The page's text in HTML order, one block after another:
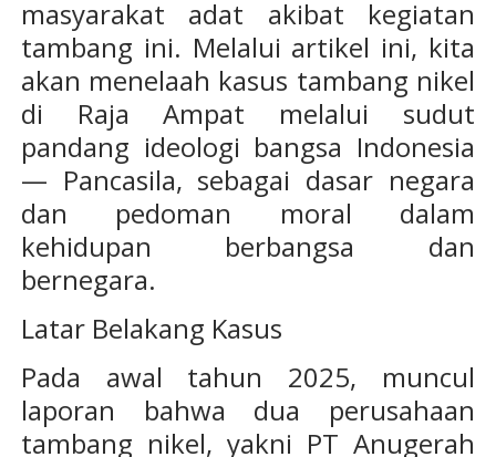
masyarakat adat akibat kegiatan
tambang ini. Melalui artikel ini, kita
akan menelaah kasus tambang nikel
di Raja Ampat melalui sudut
pandang ideologi bangsa Indonesia
— Pancasila, sebagai dasar negara
dan pedoman moral dalam
kehidupan berbangsa dan
bernegara.
Latar Belakang Kasus
Pada awal tahun 2025, muncul
laporan bahwa dua perusahaan
tambang nikel, yakni PT Anugerah